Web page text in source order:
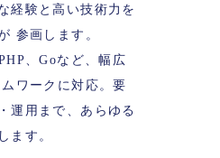
経験と高い技術力を
参画します。
、Goなど、幅広
ムワークに対応。要
運用まで、あらゆる
ます。